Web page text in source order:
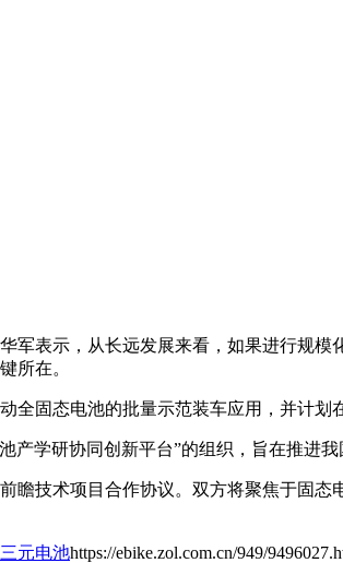
表示，从长远发展来看，如果进行规
所在。
固态电池的批量示范装车应用，并计划
学研协同创新平台”的组织，旨在推进
技术项目合作协议。双方将聚焦于固
元电池https://ebike.zol.com.cn/949/